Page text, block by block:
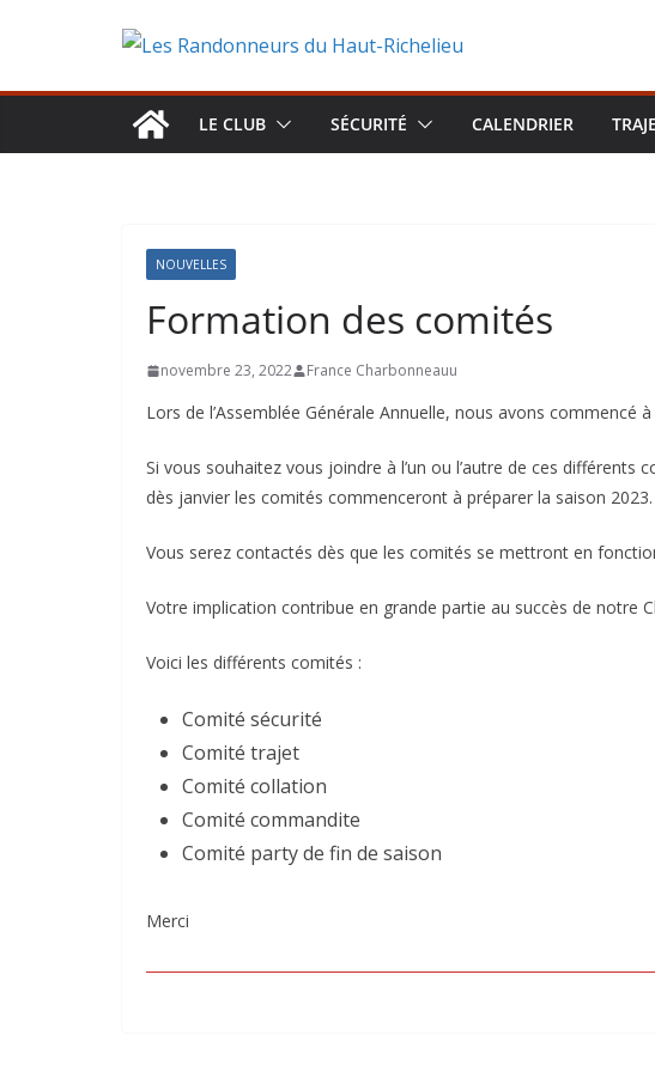
LE CLUB SÉCURITÉ CALENDRIER
NOUVELLES
Formation des comités
novembre 23, 2022 France Charbonneauu
Lors de l’Assemblée Générale Annuelle, nous avons
Si vous souhaitez vous joindre à l’un ou l’autre de ces
dès janvier les comités commenceront à préparer la saison 2023.
Vous serez contactés dès que les comités se mettront en
Votre implication contribue en grande partie au succès de notre
Voici les différents comités :
Comité sécurité
Comité trajet
Comité collation
Comité commandite
Comité party de fin de saison
Merci